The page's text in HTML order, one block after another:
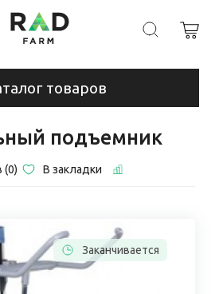
товаров
подъемник
(0) В закладки
Заканчивается